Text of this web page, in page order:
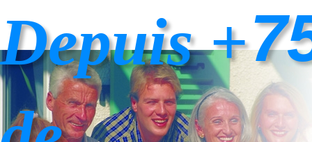
Depuis +